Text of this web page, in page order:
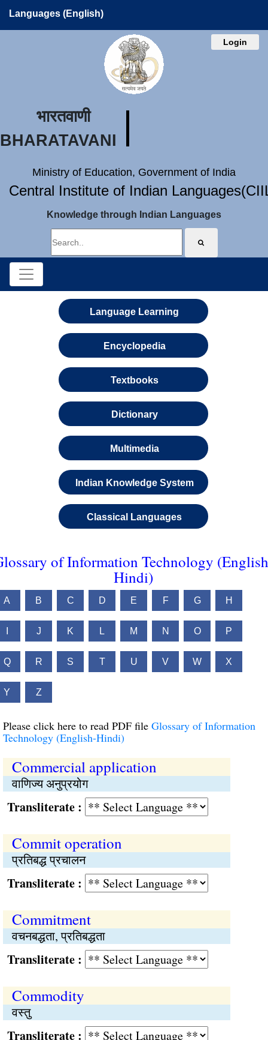
Languages (English)
Login
भारतवाणी
BHARATAVANI
Ministry of Education, Government of India
Central Institute of Indian
Knowledge through Indian Languages
Language Learning
Encyclopedia
Textbooks
Dictionary
Multimedia
Indian Knowledge System
Classical Languages
of Information Technology
Hindi)
A B C D E F G H
J K L M N O P
Q R S T U V W X
Y Z
Please click here to read PDF file Glossary of Information
Technology (English-Hindi)
Commercial application
वाणिज्य अनुप्रयोग
:
Commit operation
प्रतिबद्ध प्रचालन
:
Commitment
वचनबद्धता, प्रतिबद्धता
:
Commodity
वस्तु
: